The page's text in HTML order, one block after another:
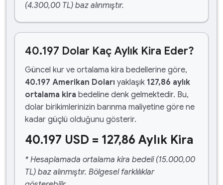
(4.300,00 TL) baz alınmıştır.
40.197 Dolar Kaç Aylık Kira Eder?
Güncel kur ve ortalama kira bedellerine göre,
40.197 Amerikan Doları yaklaşık 127,86 aylık
ortalama kira bedeline denk gelmektedir. Bu,
dolar birikimlerinizin barınma maliyetine göre ne
kadar güçlü olduğunu gösterir.
40.197 USD = 127,86 Aylık Kira
* Hesaplamada ortalama kira bedeli (15.000,00
TL) baz alınmıştır. Bölgesel farklılıklar